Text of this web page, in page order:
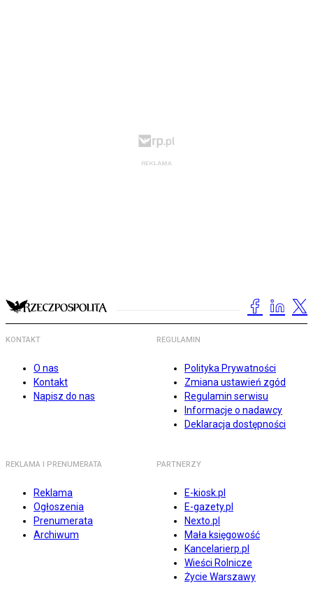
KONTAKT
O nas
Kontakt
Napisz do nas
REGULAMIN
Polityka Prywatności
Zmiana ustawień zgód
Regulamin serwisu
Informacje o nadawcy
Deklaracja dostępności
REKLAMA I PRENUMERATA
Reklama
Ogłoszenia
Prenumerata
Archiwum
PARTNERZY
E-kiosk.pl
E-gazety.pl
Nexto.pl
Mała księgowość
Kancelarierp.pl
Wieści Rolnicze
Życie Warszawy